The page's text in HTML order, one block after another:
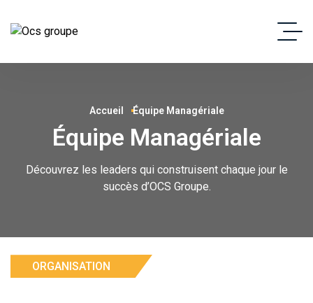
Accueil Équipe Managériale
Équipe Managériale
Découvrez les leaders qui construisent chaque jour le
succès d’OCS Groupe.
ORGANISATION